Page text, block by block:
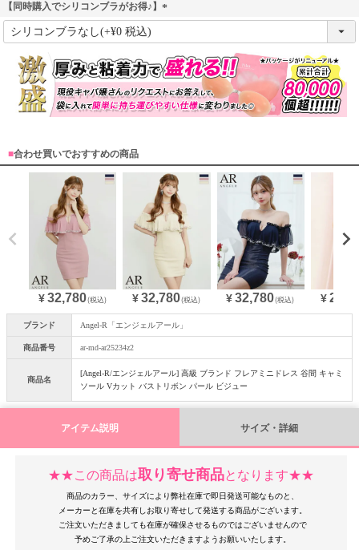
【同時購入でシリコンブラがお得♪】
(
)
■合わせ買いでおすすめの商品
¥32,780(税込) ¥32,780(税込) ¥ 32,780(税込) ¥
ブランド Angel-R「エンジェルアール」
商品番号 ar-md-ar25234z2
商品名
[Angel-R/エンジェルアール] 高級 ブランド フレアミニドレス 谷間 キャミ
ソール Vカット バストリボン パール ビジュー
アイテム説明 サイズ・詳細
★★この商品は取り寄せ商品となります★★
商品のカラー、サイズにより弊社在庫で即日発送可能なものと、
メーカーと在庫を共有しお取り寄せして発送する商品がございます。
ご注文いただきましても在庫が確保させるものではございませんので